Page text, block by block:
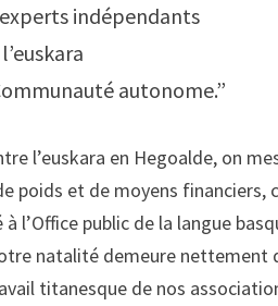
indépendants
autonome.”
l’euskara en Hegoalde, on
poids et de moyens
l’Office public de la langue
natalité demeure nettement
titanesque de nos